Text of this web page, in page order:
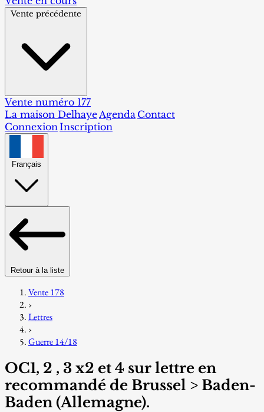
Vente précédente
Vente numéro 177
La maison DelhayeAgenda Contact
ConnexionInscription
Français
Retour à la liste
Vente 178
›
Lettres
›
Guerre 14/18
OC1, 2 , 3 x2 et 4 sur lettre en
recommandé de Brussel > Baden-
Baden (Allemagne).